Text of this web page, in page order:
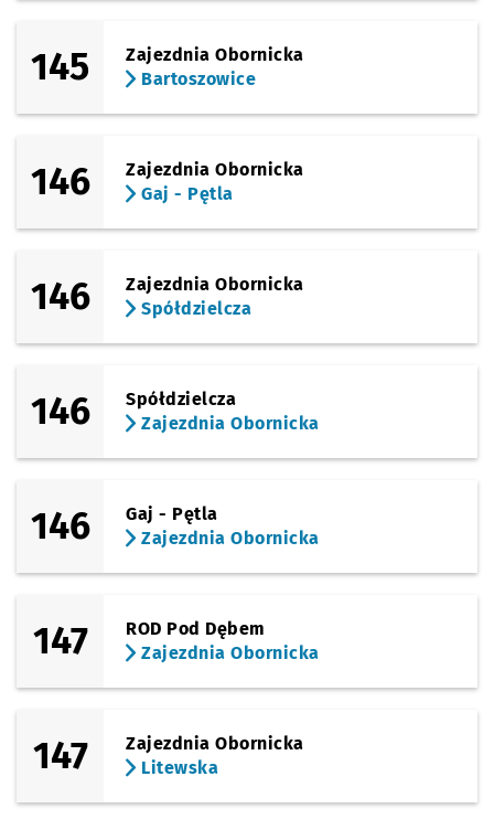
145
Zajezdnia Obornicka
Bartoszowice
146
Zajezdnia Obornicka
Gaj - Pętla
146
Zajezdnia Obornicka
Spółdzielcza
146
Spółdzielcza
Zajezdnia Obornicka
146
Gaj - Pętla
Zajezdnia Obornicka
147
ROD Pod Dębem
Zajezdnia Obornicka
147
Zajezdnia Obornicka
Litewska